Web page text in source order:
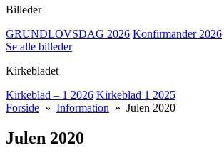
Billeder
GRUNDLOVSDAG 2026 Konfirmander 2026
Se alle billeder
Kirkebladet
Kirkeblad – 1 2026 Kirkeblad 1 2025
Forside » Information » Julen 2020
Julen 2020